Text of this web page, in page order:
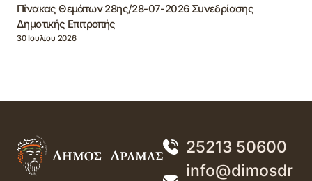
Πίνακας Θεμάτων 28ης/28-07-2026 Συνεδρίασης
Δημοτικής Επιτροπής
30 Ιουλίου 2026
25213 50600
info@dimosdr